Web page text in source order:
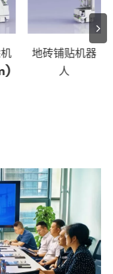
地砖铺贴机器
人